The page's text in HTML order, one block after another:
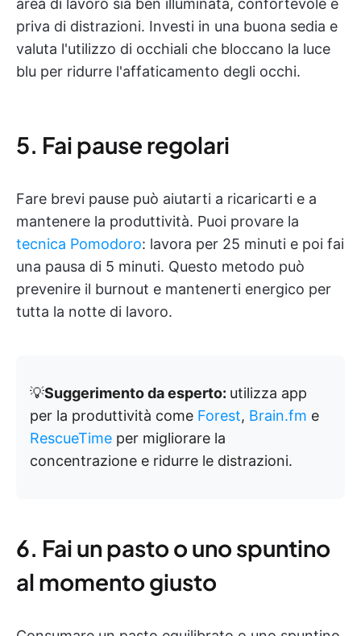
area di lavoro sia ben illuminata, confortevole e
priva di distrazioni. Investi in una buona sedia e
valuta l'utilizzo di occhiali che bloccano la luce
blu per ridurre l'affaticamento degli occhi.
5. Fai pause regolari
Fare brevi pause può aiutarti a ricaricarti e a
mantenere la produttività. Puoi provare la
tecnica Pomodoro: lavora per 25 minuti e poi fai
una pausa di 5 minuti. Questo metodo può
prevenire il burnout e mantenerti energico per
tutta la notte di lavoro.
💡Suggerimento da esperto: utilizza app
per la produttività come Forest, Brain.fm e
RescueTime per migliorare la
concentrazione e ridurre le distrazioni.
6. Fai un pasto o uno spuntino
al momento giusto